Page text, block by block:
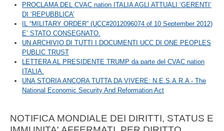
PROCLAMA DEL CVAC nation ITALIA AGLI ATTUALI ‘GERENTI’
DI ‘REPUBBLICA’
IL “MILITARY ORDER” (UCC#2012096074 of 10 September 2012)
E’ STATO CONSEGNATO.
UN ARCHIVIO DI TUTTI I DOCUMENTI UCC DI ONE PEOPLES
PUBLIC TRUST
LETTERA AL PRESIDENTE TRUMP da parte del CVAC nation
ITALIA.
UNA STORIA ANCORA TUTTA DA VIVERE: N.E.S.A.R.A - The
National Economic Security And Reformation Act
NOTIFICA MONDIALE DEI DIRITTI, STATUS E